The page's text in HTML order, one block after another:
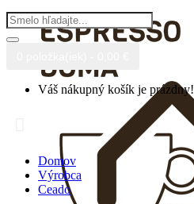
Váš nákupný košík je prázdny!
Domov
Výrobca
Ceado